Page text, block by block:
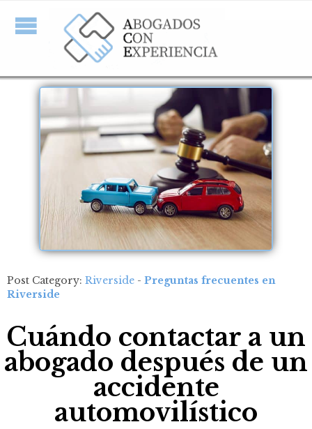
Post Category: Riverside - Preguntas frecuentes en
Riverside
Cuándo contactar a un
abogado después de un
accidente
automovilístico